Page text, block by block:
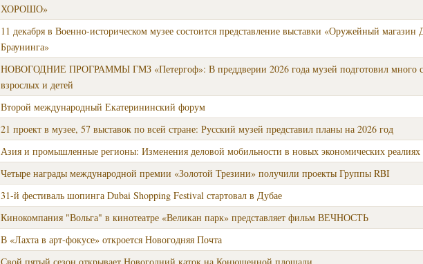
ХОРОШО»
11 декабря в Военно-историческом музее состоится представление выставки «Оружейный
Браунинга»
НОВОГОДНИЕ ПРОГРАММЫ ГМЗ «Петергоф»: В преддверии 2026 года музей подготовил много
взрослых и детей
Второй международный Екатерининский форум
21 проект в музее, 57 выставок по всей стране: Русский музей представил планы на 2026 год
Азия и промышленные регионы: Изменения деловой мобильности в новых экономических реалиях
Четыре награды международной премии «Золотой Трезини» получили проекты Группы RBI
31-й фестиваль шопинга Dubai Shopping Festival стартовал в Дубае
Кинокомпания "Вольга" в кинотеатре «Великан парк» представляет фильм ВЕЧНОСТЬ
В «Лахта в арт-фокусе» откроется Новогодняя Почта